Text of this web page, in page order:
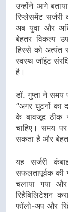
उन्होंने आगे
रिप्लेसमेंट
अब युवा और
बेहतर विकल्प
हिस्से को अत्यंत
स्वस्थ जॉइंट
है।
डॉ. गुप्ता ने समय
“अगर घुटनों का
के बावजूद ठीक
चाहिए। समय
सकता है और
यह सर्जरी
सफलतापूर्वक की
चलाया गया
रिहैबिलिटेशन
फॉलो-अप और